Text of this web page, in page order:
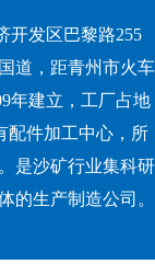
发区巴黎路255
道，距青州市火车
年建立，工厂占地
配件加工中心，所
是沙矿行业集科研
的生产制造公司。